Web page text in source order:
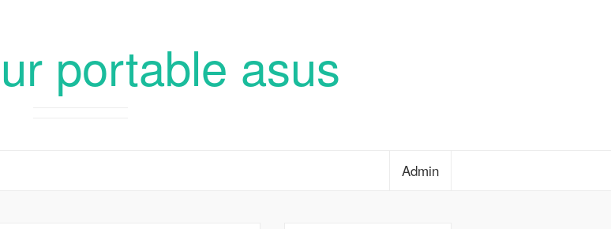
portable asus
Admin